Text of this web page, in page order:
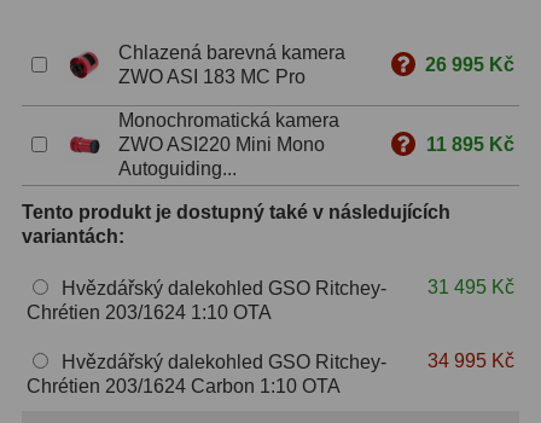
1
Ostatní29
Barlow65
Filtry180
Měsíční a Polarizační24
Sluneční 42
Chlazená barevná kamera
ZWO ASI 183 MC Pro
26 995 Kč
Monochromatická kamera
ZWO ASI220 Mini Mono
Autoguiding...
11 895 Kč
Tento produkt je dostupný také v následujících
variantách:
Hvězdářský dalekohled GSO Ritchey-
Chrétien 203/1624 1:10 OTA
31 495 Kč
Hvězdářský dalekohled GSO Ritchey-
Chrétien 203/1624 Carbon 1:10 OTA
34 995 Kč